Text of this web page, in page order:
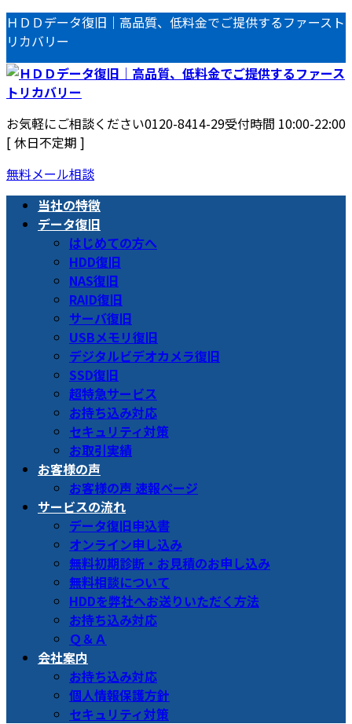
コ
ン
テ
ン
ツ
へ
ス
キ
ッ
プ
ナ
ビ
ゲ
ー
シ
ョ
ン
に
移
動
ＨＤＤデータ復旧｜高品質、低料金でご提供するファースト
リカバリー
お気軽にご相談ください0120-8414-29受付時間 10:00-22:00
[ 休日不定期 ]
無料メール相談
当社の特徴
データ復旧
はじめての方へ
HDD復旧
NAS復旧
RAID復旧
サーバ復旧
USBメモリ復旧
デジタルビデオカメラ復旧
SSD復旧
超特急サービス
お持ち込み対応
セキュリティ対策
お取引実績
お客様の声
お客様の声 速報ページ
サービスの流れ
データ復旧申込書
オンライン申し込み
無料初期診断・お見積のお申し込み
無料相談について
HDDを弊社へお送りいただく方法
お持ち込み対応
Ｑ＆Ａ
会社案内
お持ち込み対応
個人情報保護方針
セキュリティ対策